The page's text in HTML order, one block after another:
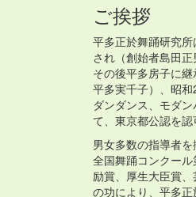
ご挨拶
平多正於舞踊研究
され（創始者島田正
その後平多房子に
平多実千子）、昭
ダンダンス、モダ
て、東京都公認を認
男女多数の指導者を
全国舞踊コンクー
励賞、厚生大臣賞
の功により、平多